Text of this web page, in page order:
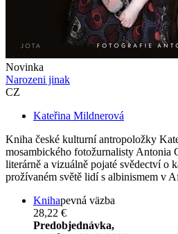
Novinka
Narozeni jinak
CZ
Kateřina Mildnerová
Kniha české kulturní antropoložky
mosambického fotožurnalisty Antonia
literárně a vizuálně pojaté svědectví o
prožívaném světě lidí s albinismem v
Knihapevná väzba
28,22 €
Predobjednávka,